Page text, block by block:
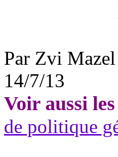
Par Zvi Mazel
14/7/13
Voir aussi les
de politique